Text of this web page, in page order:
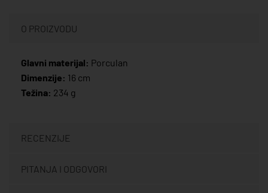
O PROIZVODU
Glavni materijal: Porculan
Dimenzije: 16 cm
Težina: 234 g
RECENZIJE
PITANJA I ODGOVORI